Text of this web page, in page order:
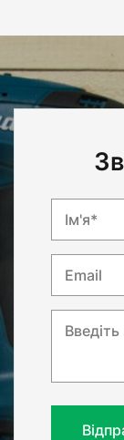
Ім'я*
Email